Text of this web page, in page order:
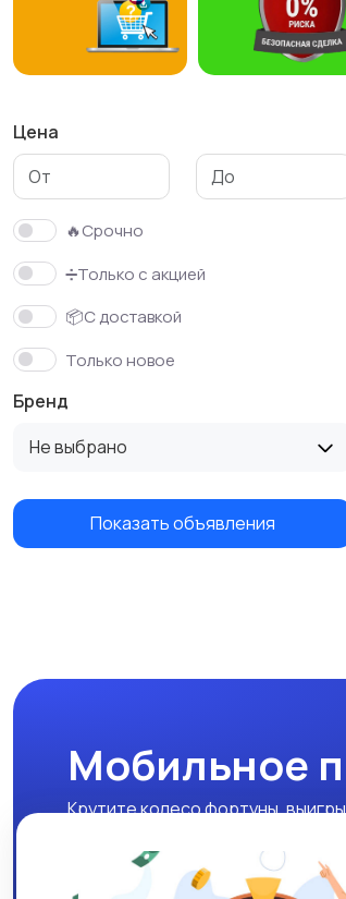
Цена
🔥Срочно
➗Только с акцией
📦С доставкой
Только новое
Бренд
Не выбрано
Показать объявления
Мобильное
Крутите колесо фортуны,